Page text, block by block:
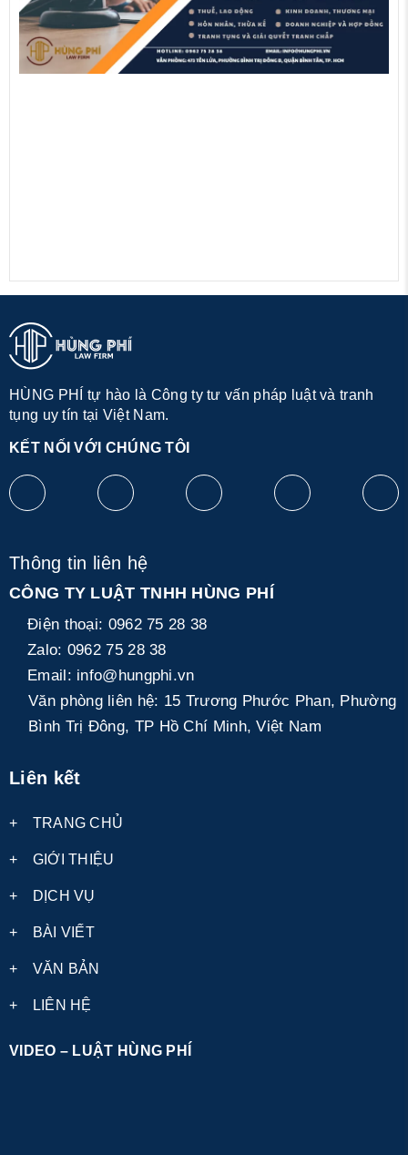
HÙNG PHÍ tự hào là Công ty tư vấn pháp luật và tranh
tụng uy tín tại Việt Nam.
KẾT NỐI VỚI CHÚNG TÔI
Thông tin liên hệ
CÔNG TY LUẬT TNHH HÙNG PHÍ
Điện thoại: 0962 75 28 38
Zalo: 0962 75 28 38
Email: info@hungphi.vn
Văn phòng liên hệ: 15 Trương Phước Phan, Phường
Bình Trị Đông, TP Hồ Chí Minh, Việt Nam
Liên kết
+ TRANG CHỦ
+ GIỚI THIỆU
+ DỊCH VỤ
+ BÀI VIẾT
+ VĂN BẢN
+ LIÊN HỆ
VIDEO – LUẬT HÙNG PHÍ